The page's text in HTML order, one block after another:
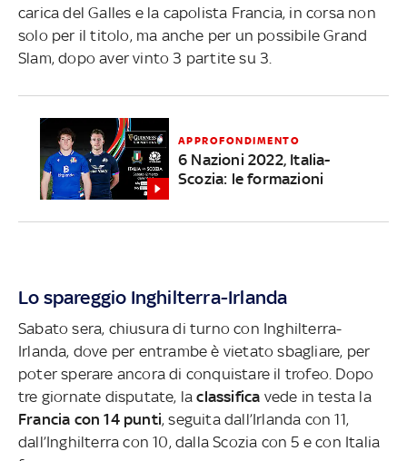
carica del Galles e la capolista Francia, in corsa non
solo per il titolo, ma anche per un possibile Grand
Slam, dopo aver vinto 3 partite su 3.
APPROFONDIMENTO
6 Nazioni 2022, Italia-
Scozia: le formazioni
Lo spareggio Inghilterra-Irlanda
Sabato sera, chiusura di turno con Inghilterra-
Irlanda, dove per entrambe è vietato sbagliare, per
poter sperare ancora di conquistare il trofeo. Dopo
tre giornate disputate, laclassifica vede in testa la
Francia con 14 punti, seguita dall’Irlanda con 11,
dall’Inghilterra con 10, dalla Scozia con 5 e con Italia